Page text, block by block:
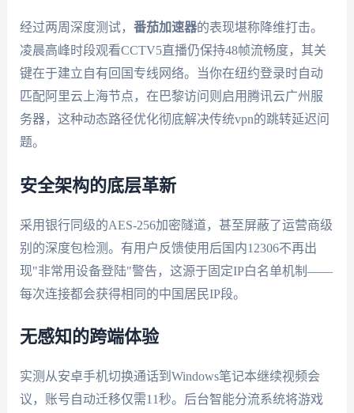
经过两周深度测试， 番茄加速器的表现堪称降维打击。
凌晨高峰时段观看CCTV5直播仍保持48帧流畅度，其关
键在于建立自有回国专线网络。当你在纽约登录时自动
匹配阿里云上海节点，在巴黎访问则启用腾讯云广州服
务器，这种动态路径优化彻底解决传统vpn的跳转延迟问
题。
安全架构的底层革新
采用银行同级的AES-256加密隧道，甚至屏蔽了运营商级
别的深度包检测。有用户反馈使用后国内12306不再出
现"非常用设备登陆"警告，这源于固定IP白名单机制——
每次连接都会获得相同的中国居民IP段。
无感知的跨端体验
实测从安卓手机切换通话到Windows笔记本继续视频会
议，账号自动迁移仅需11秒。后台智能分流系统将游戏